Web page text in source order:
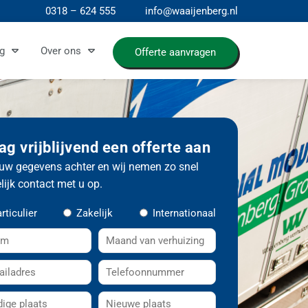
0318 – 624 555 info@waaijenberg.nl
Over ons Offerte aanvragen
vrijblijvend een offerte aan
gegevens achter en wij nemen zo snel
contact met u op.
Zakelijk Internationaal
M
a
n
T
e
N